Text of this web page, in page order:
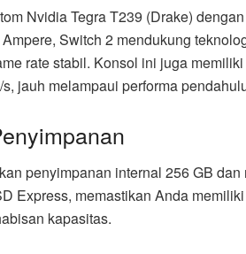
Nvidia Tegra T239 (Drake)
Switch 2 mendukung
rate stabil. Konsol ini juga
jauh melampaui performa
penyimpanan internal 256 GB
Express, memastikan Anda
kapasitas.